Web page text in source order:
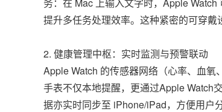
提升多任务处理效率。这种紧密的可穿戴
2. 健康管理中枢：实时监测与预警联动
Apple Watch 的传感器网络（心率、血氧
手表不仅本地提醒，更通过Apple Watch
据亦实时同步至 iPhone/iPad，方便用户